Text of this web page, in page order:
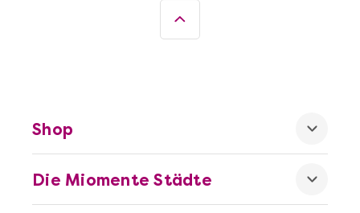
Die Miomente Städte
Shop